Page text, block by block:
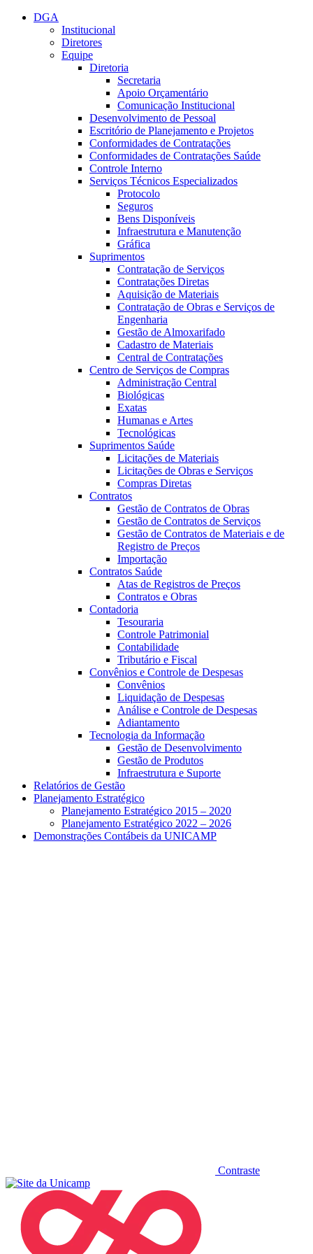
Conteúdo principal
DGA
Institucional
Diretores
Equipe
Diretoria
Secretaria
Apoio Orçamentário
Comunicação Institucional
Desenvolvimento de Pessoal
Escritório de Planejamento e Projetos
Conformidades de Contratações
Conformidades de Contratações Saúde
Controle Interno
Serviços Técnicos Especializados
Protocolo
Seguros
Bens Disponíveis
Infraestrutura e Manutenção
Gráfica
Suprimentos
Contratação de Serviços
Contratações Diretas
Aquisição de Materiais
Contratação de Obras e Serviços de
Engenharia
Gestão de Almoxarifado
Cadastro de Materiais
Central de Contratações
Centro de Serviços de Compras
Administração Central
Biológicas
Exatas
Humanas e Artes
Tecnológicas
Suprimentos Saúde
Licitações de Materiais
Licitações de Obras e Serviços
Compras Diretas
Contratos
Gestão de Contratos de Obras
Gestão de Contratos de Serviços
Gestão de Contratos de Materiais e de
Registro de Preços
Importação
Contratos Saúde
Atas de Registros de Preços
Contratos e Obras
Contadoria
Tesouraria
Controle Patrimonial
Contabilidade
Tributário e Fiscal
Convênios e Controle de Despesas
Convênios
Liquidação de Despesas
Análise e Controle de Despesas
Adiantamento
Tecnologia da Informação
Gestão de Desenvolvimento
Gestão de Produtos
Infraestrutura e Suporte
Relatórios de Gestão
Planejamento Estratégico
Planejamento Estratégico 2015 – 2020
Planejamento Estratégico 2022 – 2026
Demonstrações Contábeis da UNICAMP
Contraste